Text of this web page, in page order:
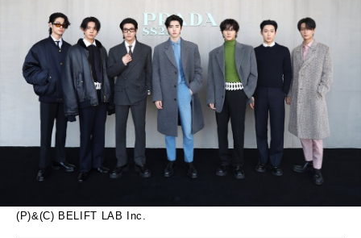
(P)&(C) BELIFT LAB Inc.